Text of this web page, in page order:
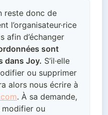
reste donc de
l’organisateur·rice
afin d’échanger
sont
dans Joy. S’il·elle
ou supprimer
alors nous écrire à
. À sa demande,
modifier ou